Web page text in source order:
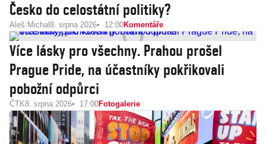
Česko do celostátní politiky?
Aleš Michal 8. srpna 2026 12:00Komentáře
Více lásky pro všechny. Prahou prošel
Prague Pride, na účastníky pokřikovali
pobožní odpůrci
ČTK8. srpna 2026 17:00Fotogalerie